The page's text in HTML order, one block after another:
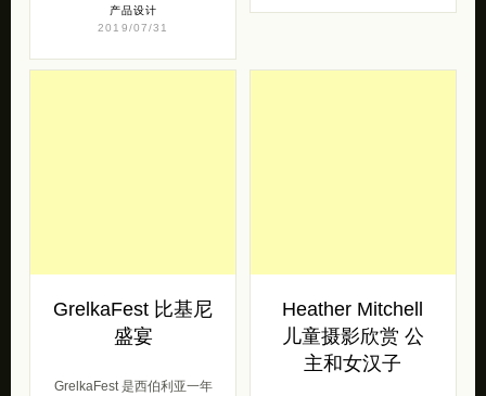
产品设计
2019/07/31
GrelkaFest 比基尼
盛宴
GrelkaFest 是西伯利亚一年
Heather Mitchell
儿童摄影欣赏 公
主和女汉子